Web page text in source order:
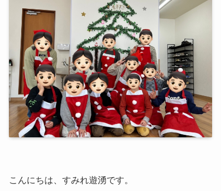
こんにちは、すみれ遊湧です。